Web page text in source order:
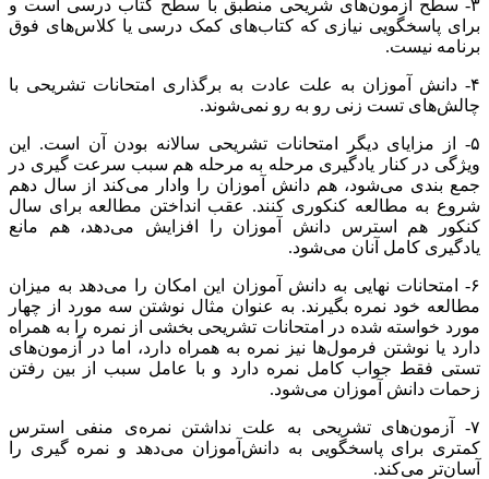
۳- سطح آزمون‌های شریحی منطبق با سطح کتاب درسی است و
برای پاسخگویی نیازی که کتاب‌های کمک درسی یا کلاس‌های فوق
برنامه نیست.
۴- دانش آموزان به علت عادت به برگذاری امتحانات تشریحی با
چالش‌های تست زنی رو به رو نمی‌شوند.
۵- از مزایای دیگر امتحانات تشریحی سالانه بودن آن است. این
ویژگی در کنار یادگیری مرحله به مرحله هم سبب سرعت گیری در
جمع بندی می‌شود، هم دانش آموزان را وادار می‌کند از سال دهم
شروع به مطالعه کنکوری کنند. عقب انداختن مطالعه برای سال
کنکور هم استرس دانش آموزان را افزایش می‌دهد، هم مانع
یادگیری کامل آنان می‌شود.
۶- امتحانات نهایی به دانش آموزان این امکان را می‌دهد به میزان
مطالعه خود نمره بگیرند. به عنوان مثال نوشتن سه مورد از چهار
مورد خواسته شده در امتحانات تشریحی بخشی از نمره را به همراه
دارد یا نوشتن فرمول‌ها نیز نمره به همراه دارد، اما در آزمون‌های
تستی فقط جواب کامل نمره دارد و با عامل سبب از بین رفتن
زحمات دانش آموزان می‌شود.
۷- آزمون‌های تشریحی به علت نداشتن نمره‌ی منفی استرس
کمتری برای پاسخگویی به دانش‌آموزان می‌دهد و نمره گیری را
آسان‌تر می‌کند.